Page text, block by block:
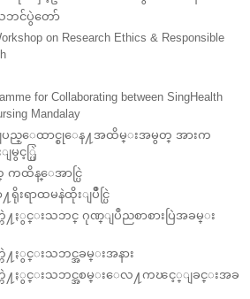
င်ပွဲတော်
on Research Ethics & Responsible
for Collaborating between SingHealth
Mandalay
ပည္ေထာင္စုေန႔အထိမ္းအမွတ္ အားက
ျမွင့္ပြဲ
ထိန္ေအာင္ပြဲ
းရာထမနဲထိုးျပိဳင္ပြဲ
႔ႏွင္းသဘင္ ဂုဏ္ျပဳညစာစားပြဲအခမ္း
႔ႏွင္းသဘင္အခမ္းအနား
ြဲ႔ႏွင္းသဘင္အစမ္းေလ႔ကၽင့္ျခင္းအခ